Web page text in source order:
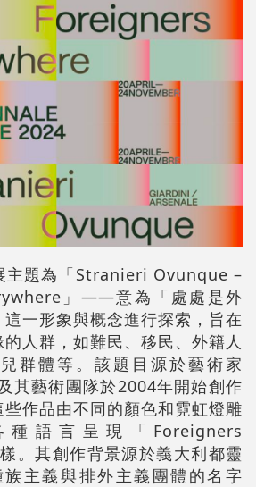
主題為「Stranieri Ovunque –
」——意為「處處是外
一形象與概念進行探索，旨在
人群，如難民、移民、外籍人
群體等。該題目源於藝術家
其藝術團隊於2004年開始創作
作品由不同的顏色和霓虹燈雕
語言呈現「Foreigners
。其創作背景源於義大利都靈
族主義與排外主義團體的名字